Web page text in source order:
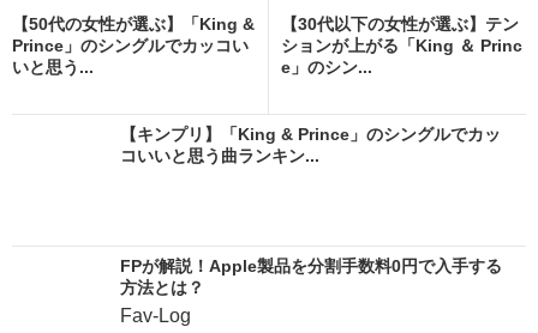
【50代の女性が選ぶ】「King &
Prince」のシングルでカッコい
いと思う...
【30代以下の女性が選ぶ】テン
ションが上がる「King ＆ Princ
e」のシン...
【キンプリ】「King & Prince」のシングルでカッ
コいいと思う曲ランキン...
FPが解説！Apple製品を分割手数料0円で入手する
方法とは？
Fav-Log